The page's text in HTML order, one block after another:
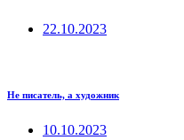
22.10.2023
Не писатель, а художник
10.10.2023